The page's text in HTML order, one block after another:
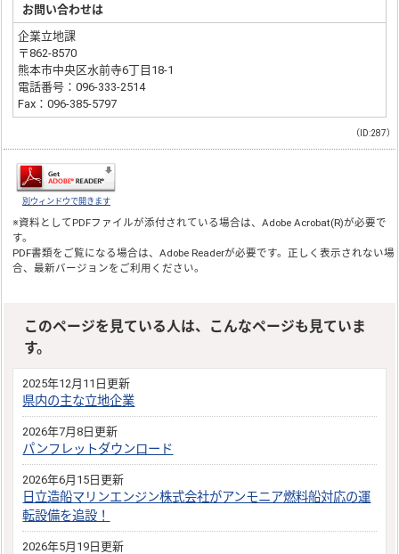
お問い合わせは
企業立地課
〒862-8570
熊本市中央区水前寺6丁目18-1
電話番号：096-333-2514
Fax：096-385-5797
（ID:287）
別ウィンドウで開きます
※資料としてPDFファイルが添付されている場合は、Adobe Acrobat(R)が必要で
す。
PDF書類をご覧になる場合は、Adobe Readerが必要です。正しく表示されない場
合、最新バージョンをご利用ください。
このページを見ている人は、こんなページも見ていま
す。
2025年12月11日更新
県内の主な立地企業
2026年7月8日更新
パンフレットダウンロード
2026年6月15日更新
日立造船マリンエンジン株式会社がアンモニア燃料船対応の運
転設備を追設！
2026年5月19日更新